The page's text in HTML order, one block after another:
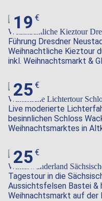
19
Weihnachtliche Kieztour
Führung Dresdner
Weihnachtliche Kieztour
inkl. Weihnachtsmarkt &
Foto: Norbert Millauer (DML-BY)
25
Winterliche Lichtertour
Live moderierte
besinnlichen Schloss
Weihnachtsmarktes in
25
Winterwunderland
Tagestour in die
Aussichtsfelsen Bastei &
Weihnachtsmarkt auf der